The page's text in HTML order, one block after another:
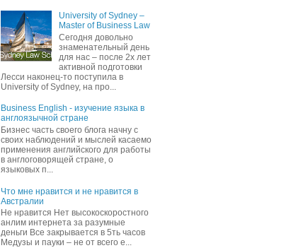
University of Sydney –
Master of Business Law
Сегодня довольно
знаменательный день
для нас – после 2х лет
активной подготовки
Лесси наконец-то поступила в
University of Sydney, на про...
Business English - изучение языка в
англоязычной стране
Бизнес часть своего блога начну c
своих наблюдений и мыслей касаемо
применения английского для работы
в англоговорящей стране, о
языковых п...
Что мне нравится и не нравится в
Австралии
Не нравится Нет высокоскоростного
анлим интернета за разумные
деньги Все закрывается в 5ть часов
Медузы и пауки – не от всего е...